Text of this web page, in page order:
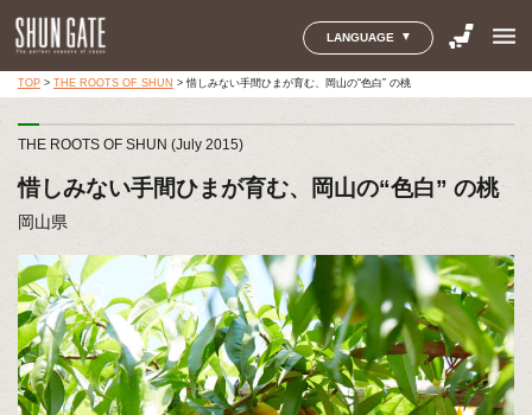
LANGUAGE menu
TOP> THE ROOTS OF SHUN >惜しみない手間ひまが育む、岡山の“色白” の桃
THE ROOTS OF SHUN (July 2015)
惜しみない手間ひまが育む、岡山の“色白” の桃
岡山県